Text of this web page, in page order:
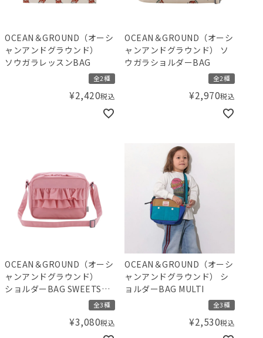
OCEAN＆GROUND（オーシ
ャンアンドグラウンド）
ソウガラレッスンBAG
全2種
¥2,420税込
OCEAN＆GROUND（オーシ
ャンアンドグラウンド） ソ
ウガラショルダーBAG
全2種
¥2,970税込
OCEAN＆GROUND（オーシ
ャンアンドグラウンド）
ショルダーBAG SWEETS
全3種
¥3,080税込
OCEAN＆GROUND（オーシ
ャンアンドグラウンド） シ
ョルダーBAG MULTI
全3種
¥2,530税込